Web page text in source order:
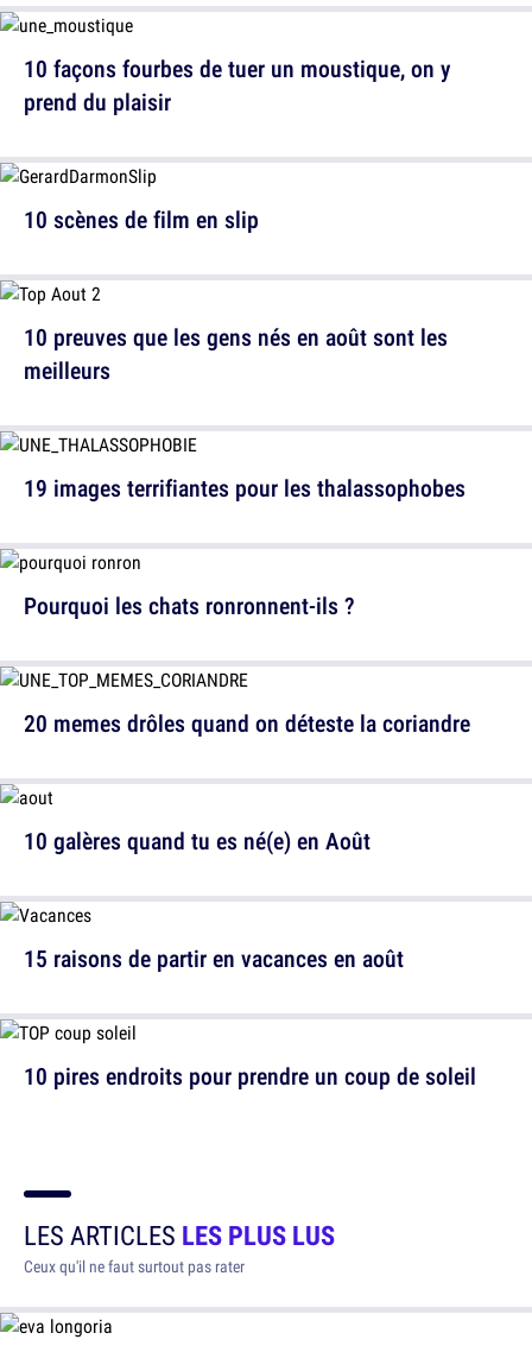
10 scènes de film en slip
19 images terrifiantes pour les thalassophobes
20 memes drôles quand on déteste la coriandre
15 raisons de partir en vacances en août
10 façons fourbes de tuer un moustique, on y
prend du plaisir
10 preuves que les gens nés en août sont les
meilleurs
Pourquoi les chats ronronnent-ils ?
10 galères quand tu es né(e) en Août
10 pires endroits pour prendre un coup de soleil
LES ARTICLES LES PLUS LUS
Ceux qu'il ne faut surtout pas rater